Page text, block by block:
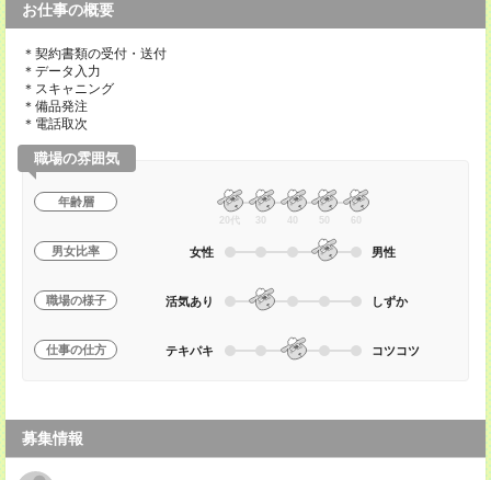
お仕事の概要
＊契約書類の受付・送付
＊データ入力
＊スキャニング
＊備品発注
＊電話取次
職場の雰囲気
年齢層
20代 30 40 50 60
男女比率 女性 男性
職場の様子 活気あり しずか
仕事の仕方 テキパキ コツコツ
募集情報